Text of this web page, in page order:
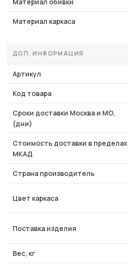
Материал каркаса
ДОП. ИНФОРМАЦИЯ
Артикул
Код товара
Сроки доставки Москва и МО,
(дни)
Стоимость доставки в пределах
МКАД
Страна производитель
Цвет каркаса
Поставка изделия
Вес, кг